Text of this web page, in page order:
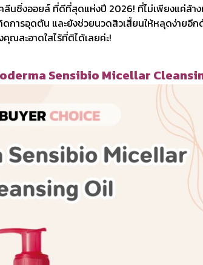
นซิ่งออยล์ ที่ดีที่สุดแห่งปี 2026! ที่ไม่เพียงแค่ล้าง
การอุดตัน และยังช่วยนวดสิวเสี้ยนให้หลุดง่ายอี
ณสะอาดใสไร้ที่ติได้เลยค่ะ!
Sensibio Micellar